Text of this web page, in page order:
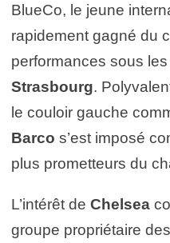
BlueCo, le jeune
rapidement gagné du
performances sous
Strasbourg.
le couloir gauche
Barco s’est imposé
plus prometteurs du
L’intérêt de Chelsea
groupe propriétaire